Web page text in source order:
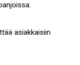
asiakkaisiin